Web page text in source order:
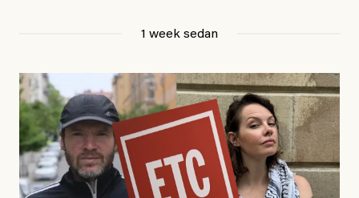
1 week sedan